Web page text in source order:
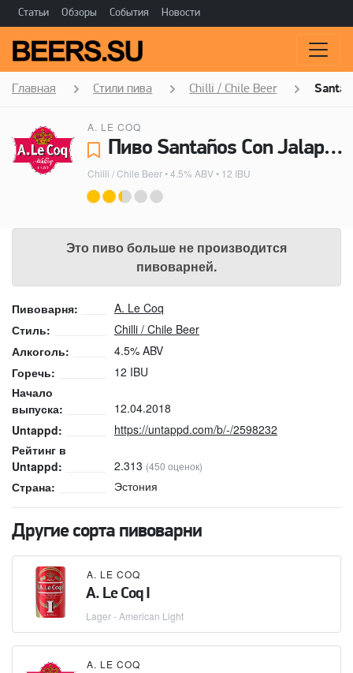
Статьи Обзоры События Новости
Главная Стили пива Chilli / Chile Beer
A. LE COQ
Пиво Santaños Con Jalapeño - A. Le Coq
Chilli / Chile Beer• 4.5% ABV • 12 IBU
Это пиво больше не производится
пивоварней.
Пивоварня:
A. Le Coq
Стиль:
Chilli / Chile Beer
Алкоголь:
4.5% ABV
Горечь:
12 IBU
Начало
выпуска:
12.04.2018
Untappd:
https://untappd.com/b/-/2598232
Рейтинг в
Untappd:
2.313 (450 оценок)
Страна: Эстония
Другие сорта пивоварни
A. LE COQ
A. Le Coq I
Lager - American Light
A. LE COQ